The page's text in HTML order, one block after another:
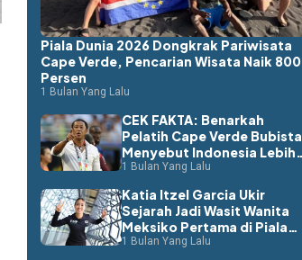
Piala Dunia 2026 Dongkrak Pariwisata
Cape Verde, Pencarian Wisata Naik 800
Persen
1 Bulan Yang Lalu
CEK FAKTA: Benarkah
Pelatih Cape Verde Bubista
Menyebut Indonesia Lebih
Layak ke Piala Dunia?
1 Bulan Yang Lalu
Katia Itzel Garcia Ukir
Sejarah Jadi Wasit Wanita
Meksiko Pertama di Piala
Dunia
1 Bulan Yang Lalu